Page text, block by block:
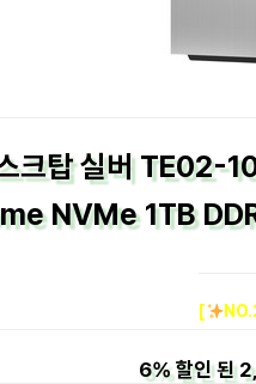
크탑 실버
NVMe 1TB
[
6%할인 된